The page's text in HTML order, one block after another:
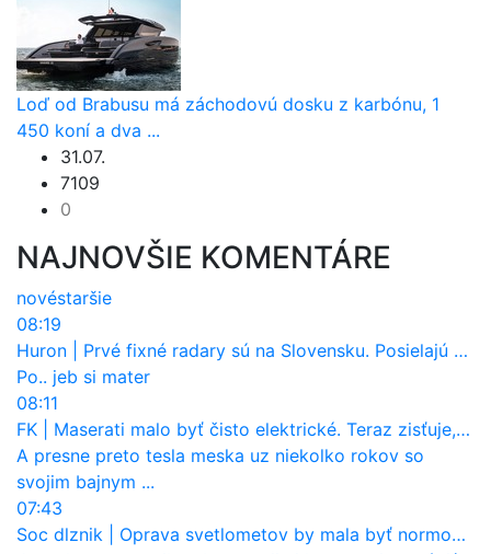
Loď od Brabusu má záchodovú dosku z karbónu, 1
450 koní a dva ...
31.07.
7109
0
NAJNOVŠIE KOMENTÁRE
novéstaršie
08:19
Huron
Prvé fixné radary sú na Slovensku. Posielajú už pokuty? Ukáže ich Waze?
Po.. jeb si mater
08:11
FK
Maserati malo byť čisto elektrické. Teraz zisťuje, že potrebuje nový osemvalcový motor
A presne preto tesla meska uz niekolko rokov so
svojim bajnym ...
07:43
Soc dlznik
Oprava svetlometov by mala byť normou. Jeden nový dnes stojí priemerne 1251 eur!